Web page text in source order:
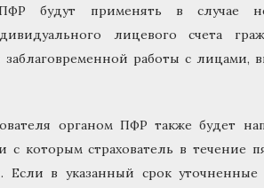
будут применять в случае
лицевого счета
заблаговременной работы с
органом ПФР также будет
с которым страхователь в течение
Если в указанный срок